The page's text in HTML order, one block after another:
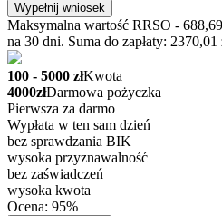
Wypełnij wniosek
Maksymalna wartość RRSO -
na 30 dni. Suma do zapłaty: 2370,01
100 - 5000 złKwota
4000złDarmowa pożyczka
Pierwsza za darmo
Wypłata w ten sam dzień
bez sprawdzania BIK
wysoka przyznawalność
bez zaświadczeń
wysoka kwota
Ocena: 95%